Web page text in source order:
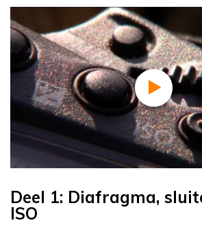
Deel 1: Diafragma,
ISO